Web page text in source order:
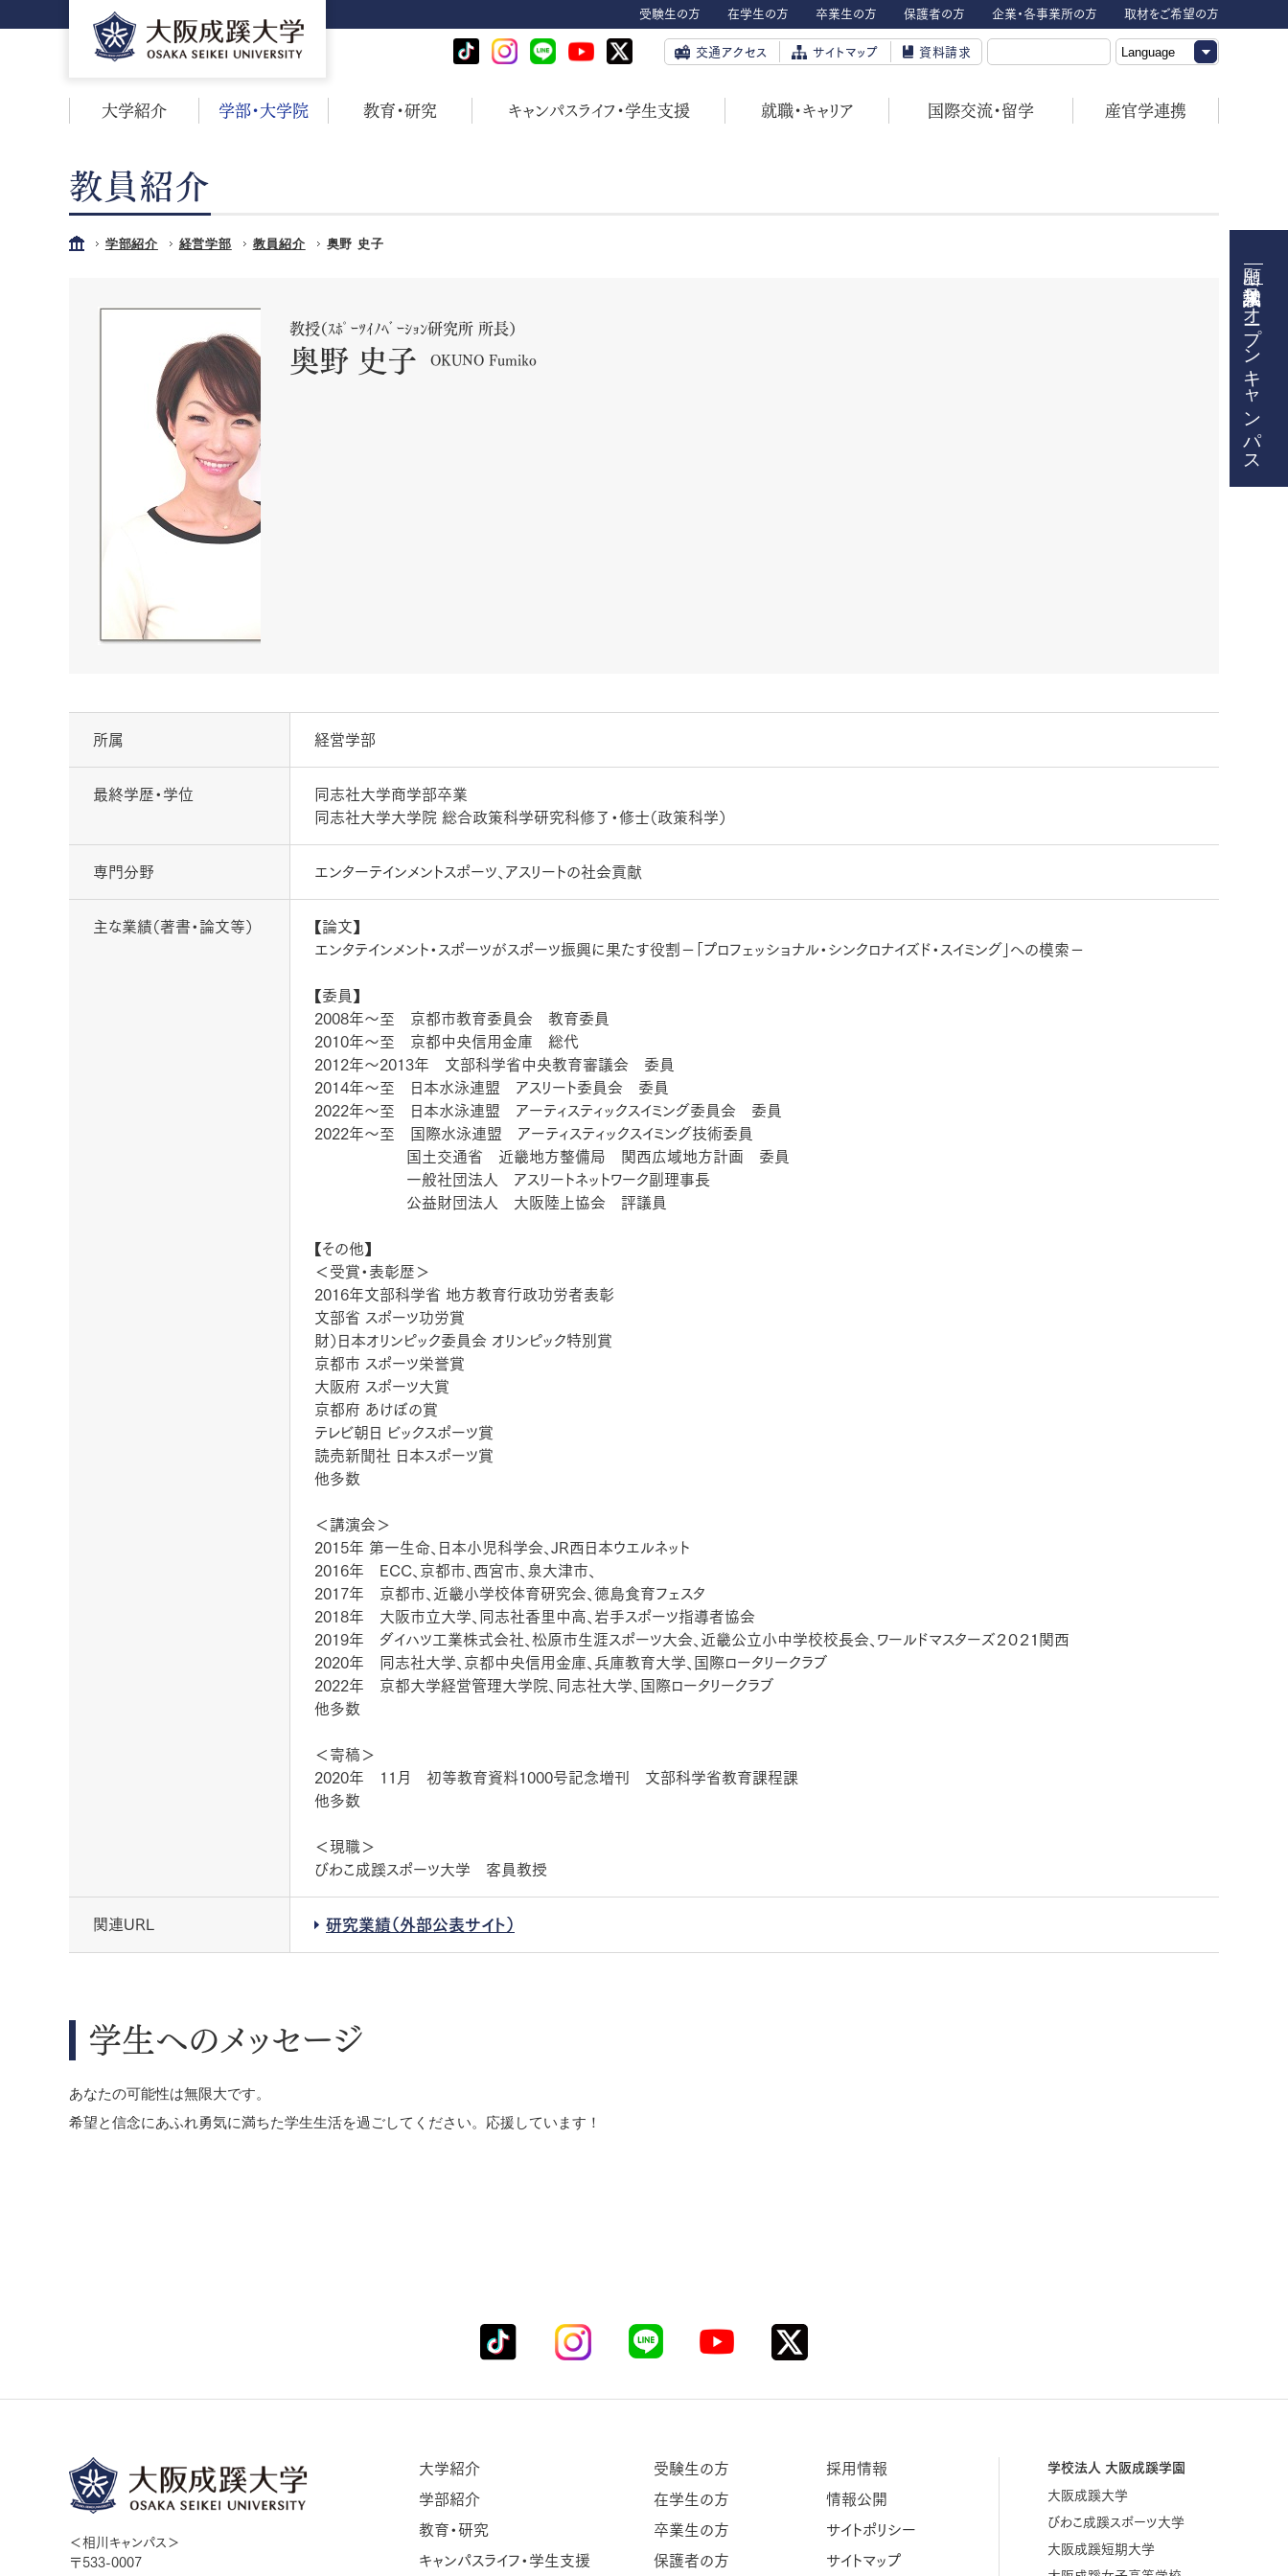
受験生の方 在学生の方 卒業生の方 保護者の方 企業・各事業所の方 取材をご希望の方
大学紹介 学部・大学院 教育・研究 キャンパスライフ・学生支援 就職・キャリア 国際交流・留学 産官学連携
交通アクセス サイトマップ 資料請求
オープンキャンパス
教員紹介
学部紹介 経営学部 教員紹介 奥野 史子
教授（ｽﾎﾟｰﾂｲﾉﾍﾞｰｼｮﾝ研究所 所長）
奥野 史子 OKUNO Fumiko
所属 経営学部
最終学歴・学位
同志社大学商学部卒業
同志社大学大学院 総合政策科学研究科修了・修士（政策科学）
専門分野 エンターテインメントスポーツ、アスリートの社会貢献
主な業績（著書・論文等）
【論文】
エンタテインメント・スポーツがスポーツ振興に果たす役割−「プロフェッショナル・シンクロナイズド・スイミング」への模索−
【委員】
2008年〜至 京都市教育委員会 教育委員
2010年〜至 京都中央信用金庫 総代
2012年〜2013年 文部科学省中央教育審議会 委員
2014年〜至 日本水泳連盟 アスリート委員会 委員
2022年〜至 日本水泳連盟 アーティスティックスイミング委員会 委員
2022年〜至 国際水泳連盟 アーティスティックスイミング技術委員
国土交通省 近畿地方整備局 関西広域地方計画 委員
一般社団法人 アスリートネットワーク副理事長
公益財団法人 大阪陸上協会 評議員
【その他】
＜受賞・表彰歴＞
2016年文部科学省 地方教育行政功労者表彰
文部省 スポーツ功労賞
財）日本オリンピック委員会 オリンピック特別賞
京都市 スポーツ栄誉賞
大阪府 スポーツ大賞
京都府 あけぼの賞
テレビ朝日 ビックスポーツ賞
読売新聞社 日本スポーツ賞
他多数
＜講演会＞
2015年 第一生命、日本小児科学会、JR西日本ウエルネット
2016年 ECC、京都市、西宮市、泉大津市、
2017年 京都市、近畿小学校体育研究会、徳島食育フェスタ
2018年 大阪市立大学、同志社香里中高、岩手スポーツ指導者協会
2019年 ダイハツ工業株式会社、松原市生涯スポーツ大会、近畿公立小中学校校長会、ワールドマスターズ２０２１関西
2020年 同志社大学、京都中央信用金庫、兵庫教育大学、国際ロータリークラブ
2022年 京都大学経営管理大学院、同志社大学、国際ロータリークラブ
他多数
＜寄稿＞
2020年 11月 初等教育資料1000号記念増刊 文部科学省教育課程課
他多数
＜現職＞
びわこ成蹊スポーツ大学 客員教授
関連URL 研究業績（外部公表サイト）
学生へのメッセージ
あなたの可能性は無限大です。
希望と信念にあふれ勇気に満ちた学生生活を過ごしてください。応援しています！
＜相川キャンパス＞
〒533-0007
大学紹介
学部紹介
教育・研究
キャンパスライフ・学生支援
受験生の方
在学生の方
卒業生の方
保護者の方
採用情報
情報公開
サイトポリシー
サイトマップ
学校法人 大阪成蹊学園
大阪成蹊大学
びわこ成蹊スポーツ大学
大阪成蹊短期大学